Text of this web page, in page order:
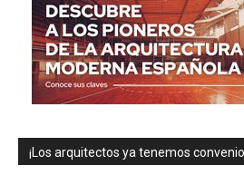
¡Los arquitectos ya tenemos